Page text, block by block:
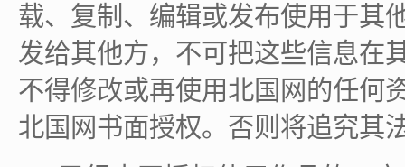
载、复制、编辑或发布使用于其
发给其他方，不可把这些信息在
不得修改或再使用北国网的任何
北国网书面授权。否则将追究其